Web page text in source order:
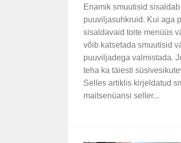
Enamik smuutisid
puuviljasuhkruid. Kui aga
sisaldavaid toite menüüs
võib katsetada smuutisid
puuviljadega valmistada.
teha ka täiesti
Selles artiklis kirjeldatud
maitsenüansi seller...